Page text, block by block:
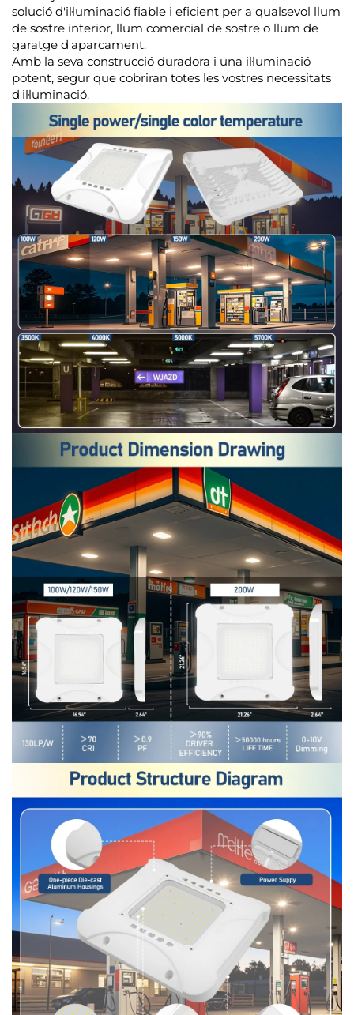
solució d'il·luminació fiable i eficient per a qualsevol llum
de sostre interior, llum comercial de sostre o llum de
garatge d'aparcament.
Amb la seva construcció duradora i una il·luminació
potent, segur que cobriran totes les vostres necessitats
d'il·luminació.